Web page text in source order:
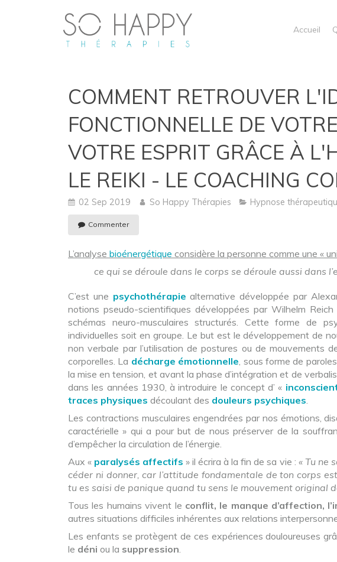
Accueil
COMMENT RETROUVER
FONCTIONNELLE DE
VOTRE ESPRIT GRÂCE À
LE REIKI - LE COACHING
02 Sep 2019 So Happy Thérapies Hypnose
Commenter
L’analyse bioénergétique considère la personne comme une «
ce qui se déroule dans le corps se déroule aussi dans
C’est une psychothérapie alternative développée par
notions pseudo-scientifiques développées par Wilhelm
schémas neuro-musculaires structurés. Cette forme de
individuelles soit en groupe. Le but est le développement de
non verbale par l’utilisation de postures ou de mouvements
corporelles. La décharge émotionnelle , sous forme de
la mise en tension, et avant la phase d’intégration et de
dans les années 1930, à introduire le concept d’ «
traces physiques découlant des douleurs psychiques
Les contractions musculaires engendrées par nos émotions,
caractérielle » qui a pour but de nous préserver de la
d’empêcher la circulation de l’énergie.
Aux « paralysés affectifs » il écrira à la fin de sa vie : « Tu ne
céder ni donner, car l’attitude fondamentale de ton corps
tu es saisi de panique quand tu sens le mouvement original
Tous les humains vivent le conflit, le manque d’affection,
autres situations difficiles inhérentes aux relations
Les enfants se protègent de ces expériences douloureuses
le déni ou la suppression